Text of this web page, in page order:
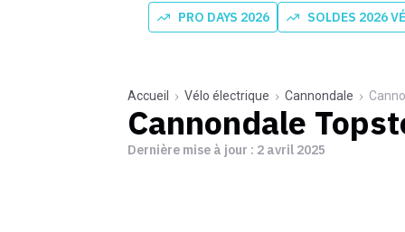
PRO DAYS 2026 SOLDES 2026
Accueil Vélo électrique Cannondale
Cannondale
Dernière mise à jour : 2 avril 2025